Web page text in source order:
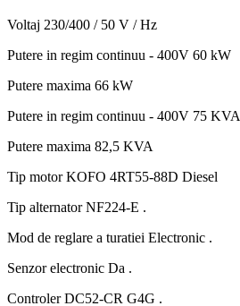
Voltaj 230/400 / 50 V / Hz
Putere in regim continuu - 400V 60 kW
Putere maxima 66 kW
Putere in regim continuu - 400V 75 KVA
Putere maxima 82,5 KVA
Tip motorKOFO 4RT55-88D Diesel
Tip alternatorNF224-E .
Mod de reglare a turatiei Electronic .
Senzor electronic Da .
ControlerDC52-CR G4G .